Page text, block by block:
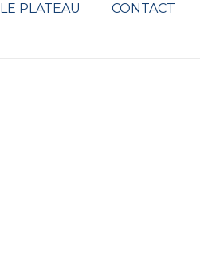
LE PLATEAU CONTACT